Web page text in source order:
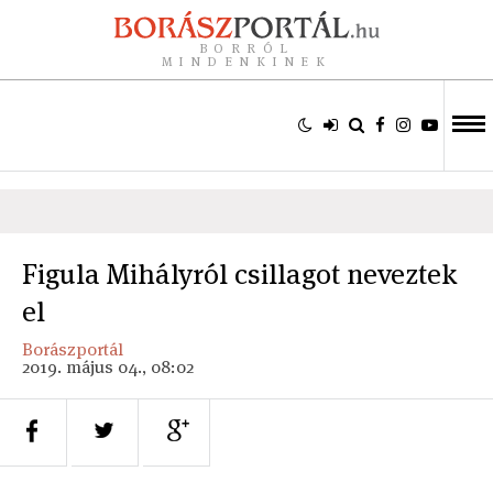
BORRÓL
MINDENKINEK
Figula Mihályról csillagot neveztek
el
Borászportál
2019. május 04., 08:02